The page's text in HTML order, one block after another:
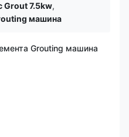
7.5kw,
машина
Grouting машина